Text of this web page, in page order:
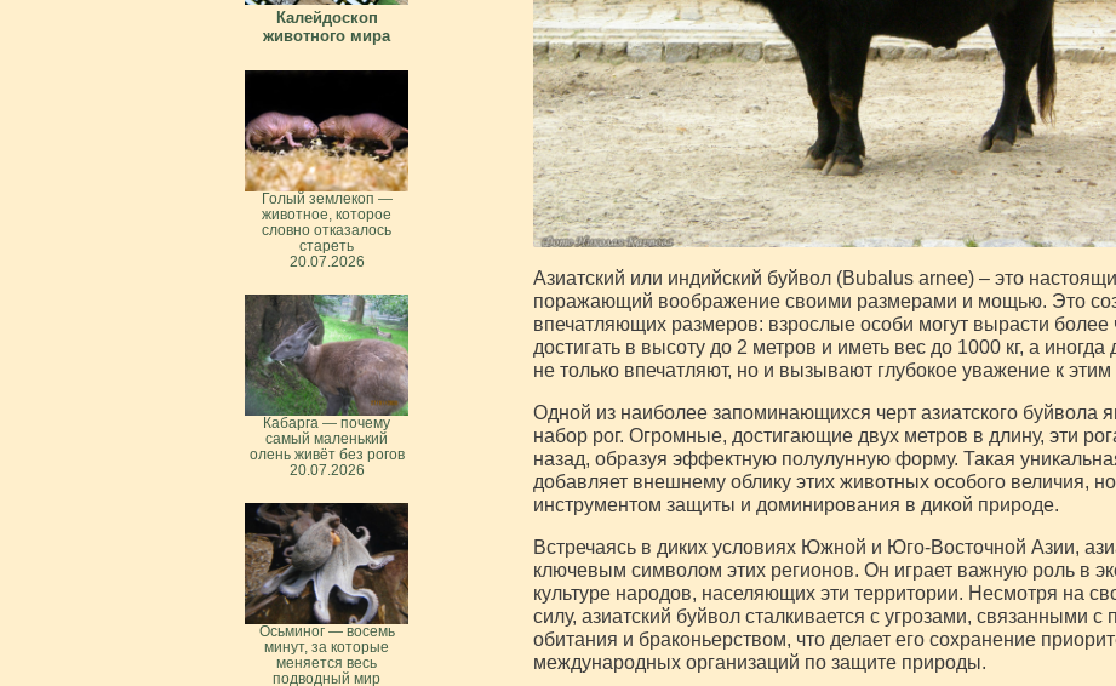
Азиатский или индийский буйвол (Bubalus arnee) – это
поражающий воображение своими размерами и мощью. Это
впечатляющих размеров: взрослые особи могут вырасти более
достигать в высоту до 2 метров и иметь вес до 1000 кг, а
не только впечатляют, но и вызывают глубокое уважение к
Одной из наиболее запоминающихся черт азиатского буйвола
набор рог. Огромные, достигающие двух метров в длину, эти
назад, образуя эффектную полулунную форму. Такая
добавляет внешнему облику этих животных особого величия,
инструментом защиты и доминирования в дикой природе.
Встречаясь в диких условиях Южной и Юго-Восточной Азии,
ключевым символом этих регионов. Он играет важную роль в
культуре народов, населяющих эти территории. Несмотря на
силу, азиатский буйвол сталкивается с угрозами, связанными
обитания и браконьерством, что делает его сохранение
международных организаций по защите природы.
Калейдоскоп
животного мира
Голый землекоп —
животное, которое
словно отказалось
стареть
20.07.2026
Кабарга — почему
самый маленький
олень живёт без рогов
20.07.2026
Осьминог — восемь
минут, за которые
меняется весь
подводный мир